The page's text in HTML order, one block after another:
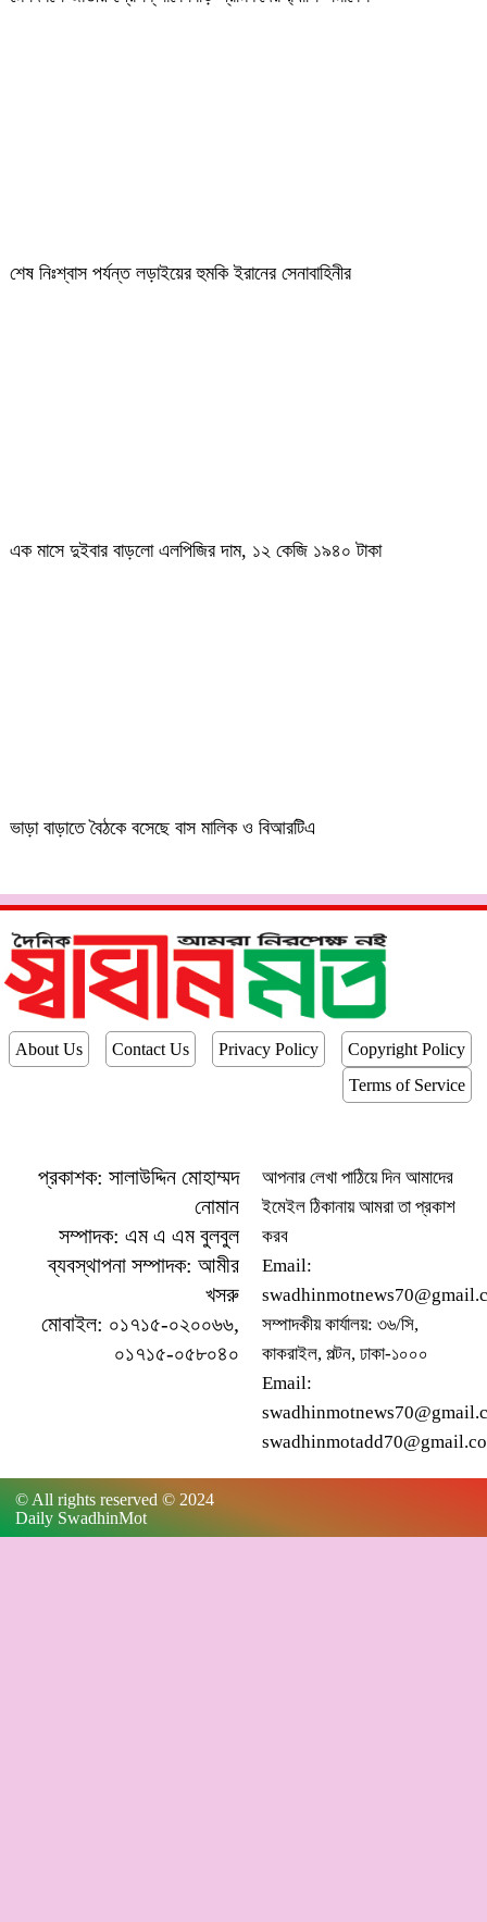
শেষ নিঃশ্বাস পর্যন্ত লড়াইয়ের হুমকি ইরানের সেনাবাহিনীর
এক মাসে দুইবার বাড়লো এলপিজির দাম, ১২ কেজি ১৯৪০ টাকা
ভাড়া বাড়াতে বৈঠকে বসেছে বাস মালিক ও বিআরটিএ
About Us Contact Us Privacy Policy
Copyright Policy
Terms of Service
প্রকাশক: সালাউদ্দিন মোহাম্মদ
নোমান
সম্পাদক: এম এ এম বুলবুল
ব্যবস্থাপনা সম্পাদক: আমীর
খসরু
মোবাইল: ০১৭১৫-০২০০৬৬,
০১৭১৫-০৫৮০৪০
আপনার লেখা পাঠিয়ে দিন আমাদের
ইমেইল ঠিকানায় আমরা তা প্রকাশ
করব
Email:
সম্পাদকীয় কার্যালয়: ৩৬/সি,
কাকরাইল, পল্টন, ঢাকা-১০০০
Email:
© All rights reserved © 2024
Daily SwadhinMot